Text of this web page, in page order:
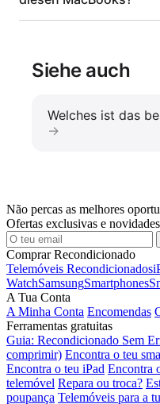
Siehe auch
Welches ist das
Não percas as melhores
Ofertas exclusivas e
Comprar Recondicionado
Telemóveis Recondicionados
WatchSamsungSmartphones
A Tua Conta
A Minha Conta Encomendas
Ferramentas gratuitas
Guia: Recondicionado Sem
comprimir) Encontra o teu
Encontra o teu iPad Encontra
telemóvel Repara ou troca?
poupança Telemóveis para a